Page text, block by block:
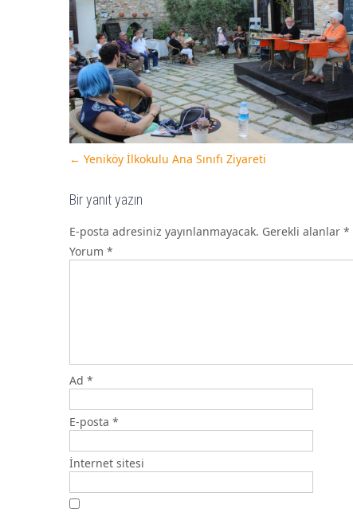
← Yeniköy İlkokulu Ana Sınıfı Ziyareti
Bir yanıt yazın
E-posta adresiniz yayınlanmayacak. Gerekli alanlar *
Yorum *
Ad *
E-posta *
İnternet sitesi